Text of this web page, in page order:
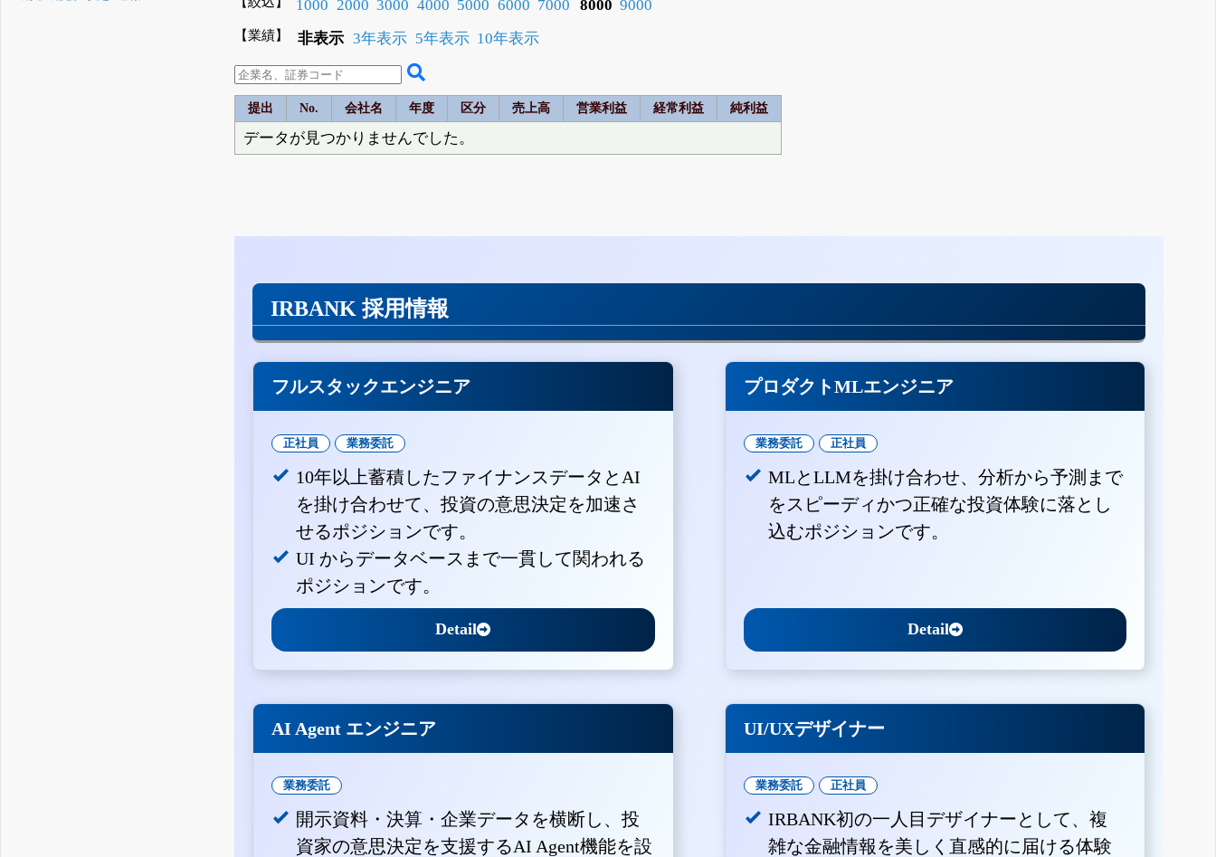
1000 2000 3000 4000 5000 6000 7000 8000 9000
【業績】 非表示 3年表示 5年表示 10年表示
提出 No. 会社名 年度 区分 売上高 営業利益 経常利益 純利益
データが見つかりませんでした。
IRBANK 採用情報
フルスタックエンジニア
正社員 業務委託
10年以上蓄積したファイナンスデータとAI
を掛け合わせて、投資の意思決定を加速さ
せるポジションです。
UI からデータベースまで一貫して関われる
ポジションです。
Detail
プロダクトMLエンジニア
業務委託 正社員
MLとLLMを掛け合わせ、分析から予測まで
をスピーディかつ正確な投資体験に落とし
込むポジションです。
Detail
AI Agent エンジニア
業務委託
開示資料・決算・企業データを横断し、投
資家の意思決定を支援するAI Agent機能を設
UI/UXデザイナー
業務委託 正社員
IRBANK初の一人目デザイナーとして、複
雑な金融情報を美しく直感的に届ける体験